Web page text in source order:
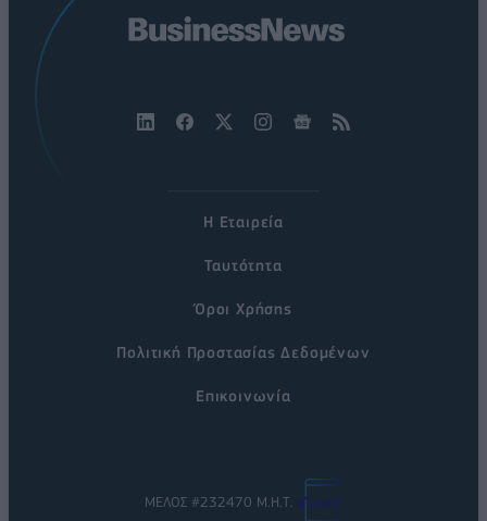
Η Εταιρεία
Ταυτότητα
Όροι Χρήσης
Πολιτική Προστασίας Δεδομένων
Επικοινωνία
ΜΕΛΟΣ #232470 Μ.Η.Τ.